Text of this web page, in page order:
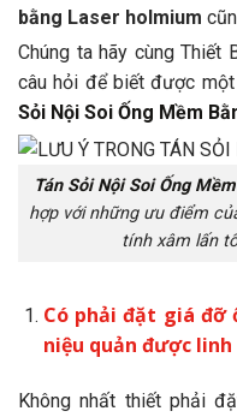
bằng Laser holmium
Chúng ta hãy cùng Thiết
câu hỏi để biết được
Sỏi Nội Soi Ống Mềm
Tán Sỏi Nội Soi Ống
hợp với những ưu điểm
tính xâm lấn
Có phải đặt giá đỡ
niệu quản được
Không nhất thiết phải